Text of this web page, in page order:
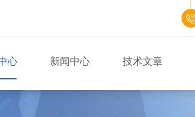
心 新闻中心 技术文章